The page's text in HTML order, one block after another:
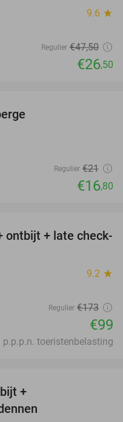
9.6 star
Regulier €47,50
€26,50
Regulier €21
€16,80
43%
ontbijt + late check-
9.2 star
Regulier €173
€99
p.p.p.n. toeristenbelasting
+